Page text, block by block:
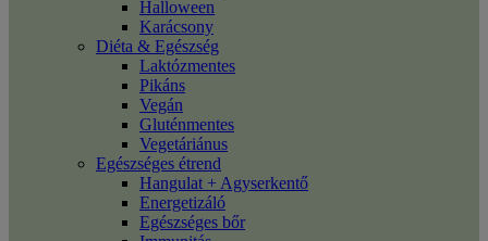
Halloween
Karácsony
Diéta & Egészség
Laktózmentes
Pikáns
Vegán
Gluténmentes
Vegetáriánus
Egészséges étrend
Hangulat + Agyserkentő
Energetizáló
Egészséges bőr